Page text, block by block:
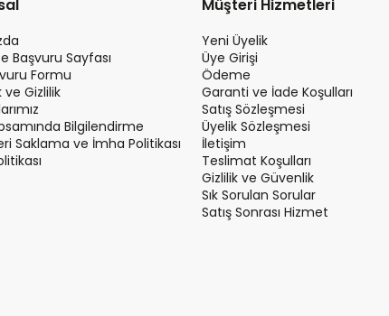
Başvuru Sayfası
Formu
ve Gizlilik
Bilgilendirme
Saklama ve İmha Politikası
Müşteri Hizmetleri
Yeni Üyelik
Üye Girişi
Ödeme
Garanti ve İade Koşulları
Satış Sözleşmesi
Üyelik Sözleşmesi
İletişim
Teslimat Koşulları
Gizlilik ve Güvenlik
Sık Sorulan Sorular
Satış Sonrası Hizmet